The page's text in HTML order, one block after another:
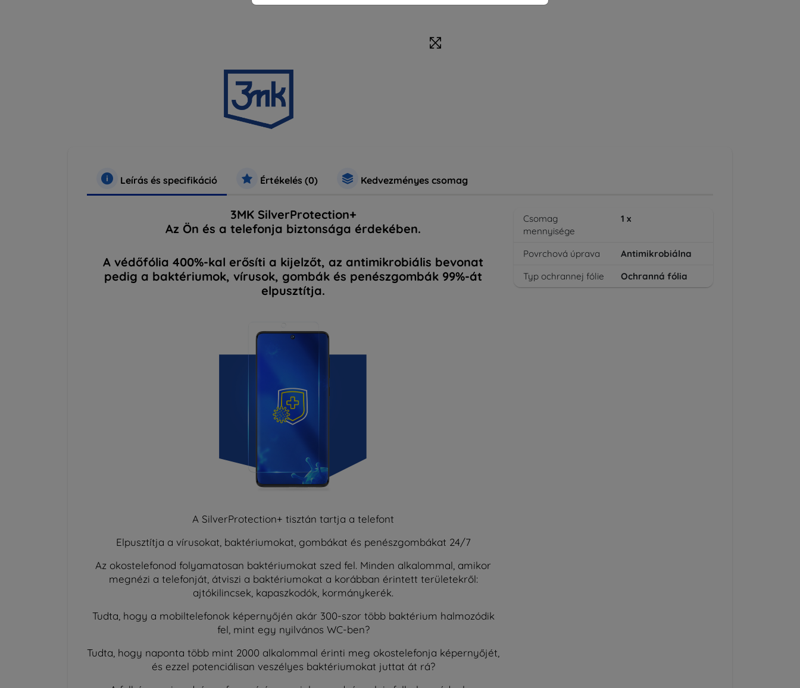
Leírás és specifikáció Értékelés (0) Kedvezményes csomag
3MK SilverProtection+
Az Ön és a telefonja biztonsága érdekében.
A védőfólia 400%-kal erősíti a kijelzőt, az antimikrobiális bevonat
pedig a baktériumok, vírusok, gombák és penészgombák 99%-át
elpusztítja.
A SilverProtection+ tisztán tartja a telefont
Elpusztítja a vírusokat, baktériumokat, gombákat és penészgombákat 24/7
Az okostelefonod folyamatosan baktériumokat szed fel. Minden alkalommal, amikor
megnézi a telefonját, átviszi a baktériumokat a korábban érintett területekről:
ajtókilincsek, kapaszkodók, kormánykerék.
Tudta, hogy a mobiltelefonok képernyőjén akár 300-szor több baktérium halmozódik
fel, mint egy nyilvános WC-ben?
Tudta, hogy naponta több mint 2000 alkalommal érinti meg okostelefonja képernyőjét,
és ezzel potenciálisan veszélyes baktériumokat juttat át rá?
Csomag
mennyisége
1 x
Povrchová úprava
Antimikrobiálna
Typ ochrannej fólie
Ochranná fólia